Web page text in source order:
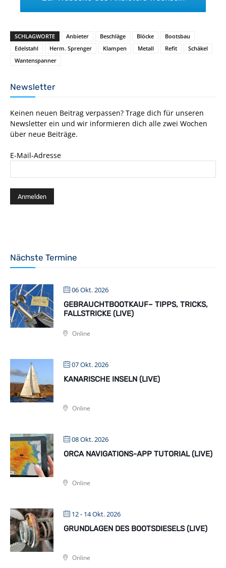
SCHLAGWORTE Anbieter Beschläge Blöcke
Bootsbau
Edelstahl
Herm. Sprenger Klampen Metall Refit
Schäkel
Wantenspanner
Newsletter
Keinen neuen Beitrag verpassen? Trage dich für unseren
Newsletter ein und wir informieren dich alle zwei Wochen
über neue Beiträge.
E-Mail-Adresse
Nächste Termine
06 Okt. 2026
GEBRAUCHTBOOTKAUF– TIPPS, TRICKS,
FALLSTRICKE (LIVE)
Online
07 Okt. 2026
KANARISCHE INSELN (LIVE)
Online
08 Okt. 2026
ORCA NAVIGATIONS-APP TUTORIAL (LIVE)
Online
12 - 14 Okt. 2026
GRUNDLAGEN DES BOOTSDIESELS (LIVE)
Online